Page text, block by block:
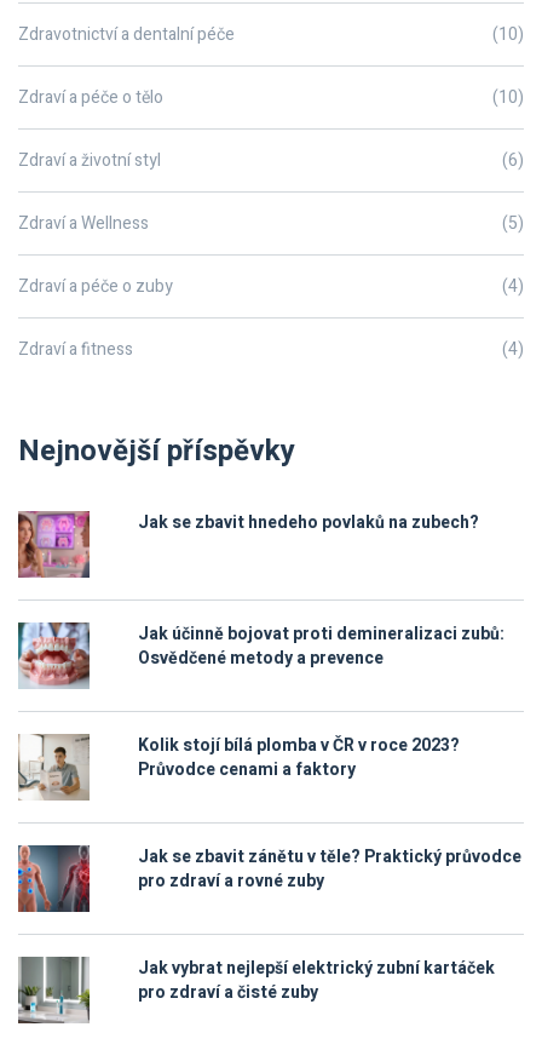
Zdravotnictví a dentalní péče (10)
Zdraví a péče o tělo (10)
Zdraví a životní styl (6)
Zdraví a Wellness (5)
Zdraví a péče o zuby (4)
Zdraví a fitness (4)
Nejnovější příspěvky
Jak se zbavit hnedeho povlaků na zubech?
Jak účinně bojovat proti demineralizaci zubů:
Osvědčené metody a prevence
Kolik stojí bílá plomba v ČR v roce 2023?
Průvodce cenami a faktory
Jak se zbavit zánětu v těle? Praktický průvodce
pro zdraví a rovné zuby
Jak vybrat nejlepší elektrický zubní kartáček
pro zdraví a čisté zuby